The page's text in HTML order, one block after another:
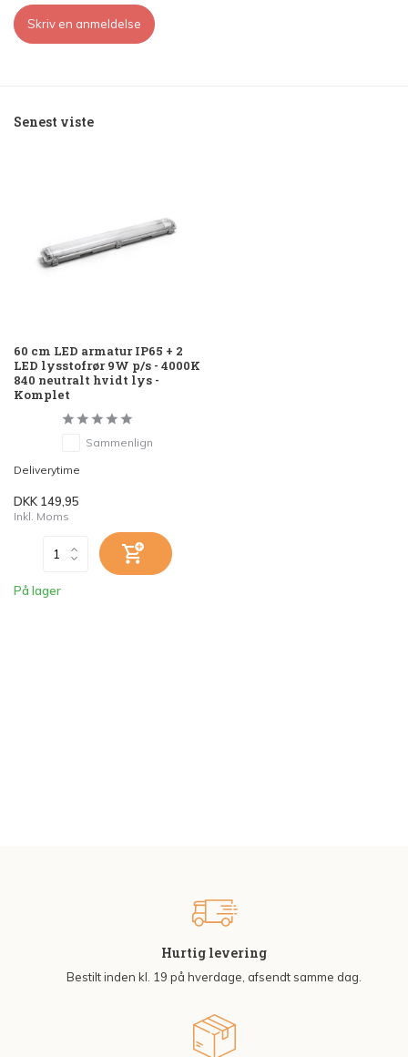
Skriv en anmeldelse
Senest viste
60 cm LED armatur IP65 + 2
LED lysstofrør 9W p/s - 4000K
840 neutralt hvidt lys -
Komplet
Sammenlign
Deliverytime
DKK 149,95
Inkl. Moms
På lager
Hurtig levering
Bestilt inden kl. 19 på hverdage, afsendt samme dag.